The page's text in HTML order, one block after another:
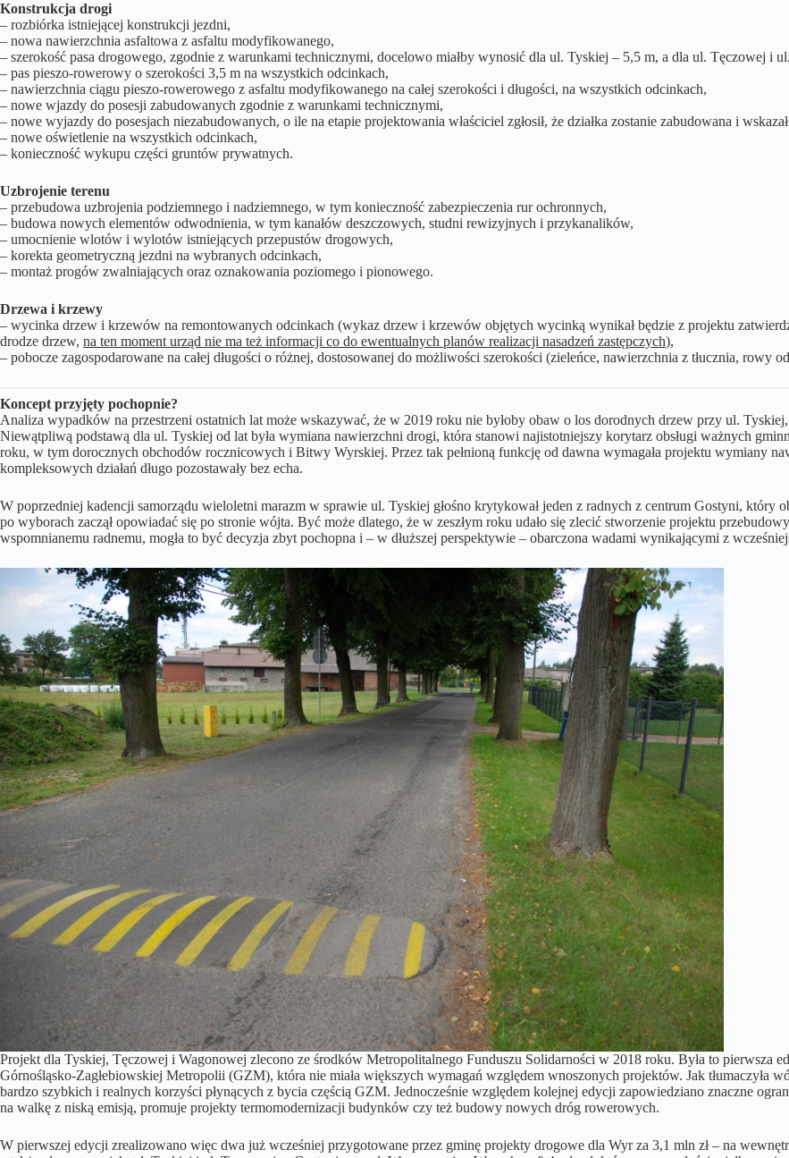
Konstrukcja drogi
– rozbiórka istniejącej konstrukcji jezdni,
– nowa nawierzchnia asfaltowa z asfaltu modyfikowanego,
– szerokość pasa drogowego, zgodnie z warunkami technicznymi, docelowo miałby wynosić dla ul. Tyskiej – 5,5 m, a dla ul. Tęczowej i
– pas pieszo-rowerowy o szerokości 3,5 m na wszystkich odcinkach,
– nawierzchnia ciągu pieszo-rowerowego z asfaltu modyfikowanego na całej szerokości i długości, na wszystkich odcinkach,
– nowe wjazdy do posesji zabudowanych zgodnie z warunkami technicznymi,
– nowe wyjazdy do posesjach niezabudowanych, o ile na etapie projektowania właściciel zgłosił, że działka zostanie zabudowana i
– nowe oświetlenie na wszystkich odcinkach,
– konieczność wykupu części gruntów prywatnych.
Uzbrojenie terenu
– przebudowa uzbrojenia podziemnego i nadziemnego, w tym konieczność zabezpieczenia rur ochronnych,
– budowa nowych elementów odwodnienia, w tym kanałów deszczowych, studni rewizyjnych i przykanalików,
– umocnienie wlotów i wylotów istniejących przepustów drogowych,
– korekta geometryczną jezdni na wybranych odcinkach,
– montaż progów zwalniających oraz oznakowania poziomego i pionowego.
Drzewa i krzewy
– wycinka drzew i krzewów na remontowanych odcinkach (wykaz drzew i krzewów objętych wycinką wynikał będzie z projektu
drodze drzew, na ten moment urząd nie ma też informacji co do ewentualnych planów realizacji nasadzeń zastępczych),
– pobocze zagospodarowane na całej długości o różnej, dostosowanej do możliwości szerokości (zieleńce, nawierzchnia z tłucznia, rowy
Koncept przyjęty pochopnie?
Analiza wypadków na przestrzeni ostatnich lat może wskazywać, że w 2019 roku nie byłoby obaw o los dorodnych drzew przy ul.
Niewątpliwą podstawą dla ul. Tyskiej od lat była wymiana nawierzchni drogi, która stanowi najistotniejszy korytarz obsługi ważnych
roku, w tym dorocznych obchodów rocznicowych i Bitwy Wyrskiej. Przez tak pełnioną funkcję od dawna wymagała projektu wymiany
kompleksowych działań długo pozostawały bez echa.
W poprzedniej kadencji samorządu wieloletni marazm w sprawie ul. Tyskiej głośno krytykował jeden z radnych z centrum Gostyni, który
po wyborach zaczął opowiadać się po stronie wójta. Być może dlatego, że w zeszłym roku udało się zlecić stworzenie projektu
wspomnianemu radnemu, mogła to być decyzja zbyt pochopna i – w dłuższej perspektywie – obarczona wadami wynikającymi z
Projekt dla Tyskiej, Tęczowej i Wagonowej zlecono ze środków Metropolitalnego Funduszu Solidarności w 2018 roku. Była to pierwsza
Górnośląsko-Zagłebiowskiej Metropolii (GZM), która nie miała większych wymagań względem wnoszonych projektów. Jak tłumaczyła
bardzo szybkich i realnych korzyści płynących z bycia częścią GZM. Jednocześnie względem kolejnej edycji zapowiedziano znaczne
na walkę z niską emisją, promuje projekty termomodernizacji budynków czy też budowy nowych dróg rowerowych.
W pierwszej edycji zrealizowano więc dwa już wcześniej przygotowane przez gminę projekty drogowe dla Wyr za 3,1 mln zł – na